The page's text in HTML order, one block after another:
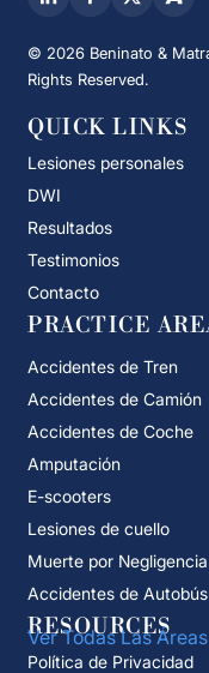
© 2026 Beninato &
Rights Reserved.
QUICK LINKS
Lesiones personales
DWI
Resultados
Testimonios
Contacto
PRACTICE
Accidentes de Tren
Accidentes de Camión
Accidentes de Coche
Amputación
E-scooters
Lesiones de cuello
Muerte por Negligencia
Accidentes de Autobús
Ver Todas Las
RESOURCES
Política de Privacidad